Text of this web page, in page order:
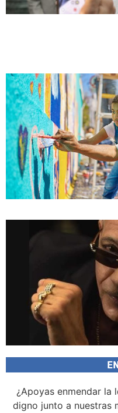
¿Apoyas enmendar la
digno junto a nuestras